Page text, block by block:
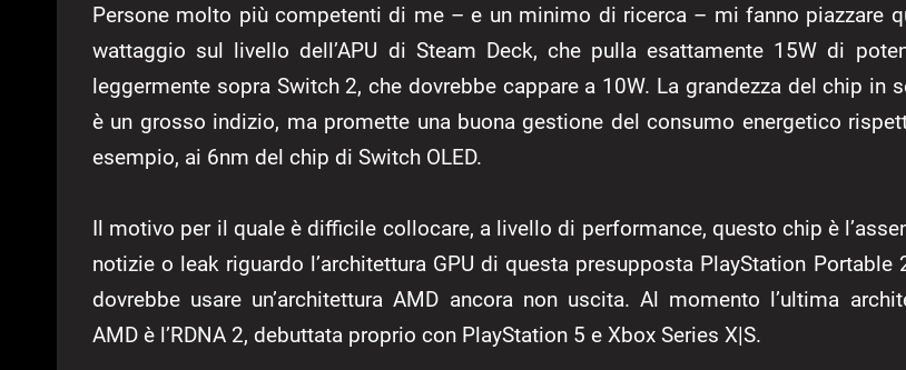
Persone molto più competenti di me – e un minimo di ricerca – mi fanno piazzare
wattaggio sul livello dell’APU di Steam Deck, che pulla esattamente 15W di
leggermente sopra Switch 2, che dovrebbe cappare a 10W. La grandezza del chip in
è un grosso indizio, ma promette una buona gestione del consumo energetico
esempio, ai 6nm del chip di Switch OLED.
Il motivo per il quale è difficile collocare, a livello di performance, questo chip è
notizie o leak riguardo l’architettura GPU di questa presupposta PlayStation Portable
dovrebbe usare un’architettura AMD ancora non uscita. Al momento l’ultima
AMD è l’RDNA 2, debuttata proprio con PlayStation 5 e Xbox Series X|S.